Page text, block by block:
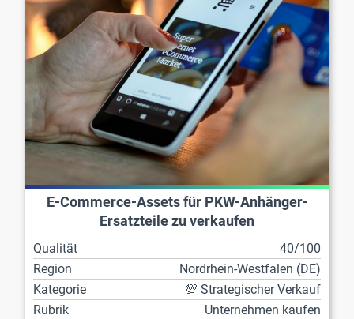
E-Commerce-Assets für PKW-Anhänger-
Ersatzteile zu verkaufen
Qualität
40/100
Region
Nordrhein-Westfalen (DE)
Kategorie
💯 Strategischer Verkauf
Rubrik
Unternehmen kaufen